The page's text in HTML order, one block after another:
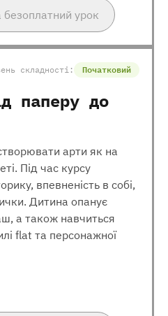
безоплатний урок
складності: Початковий
паперу до
арти як на
Під час курсу
впевненість в собі,
Дитина опанує
а також навчиться
flat та персонажної